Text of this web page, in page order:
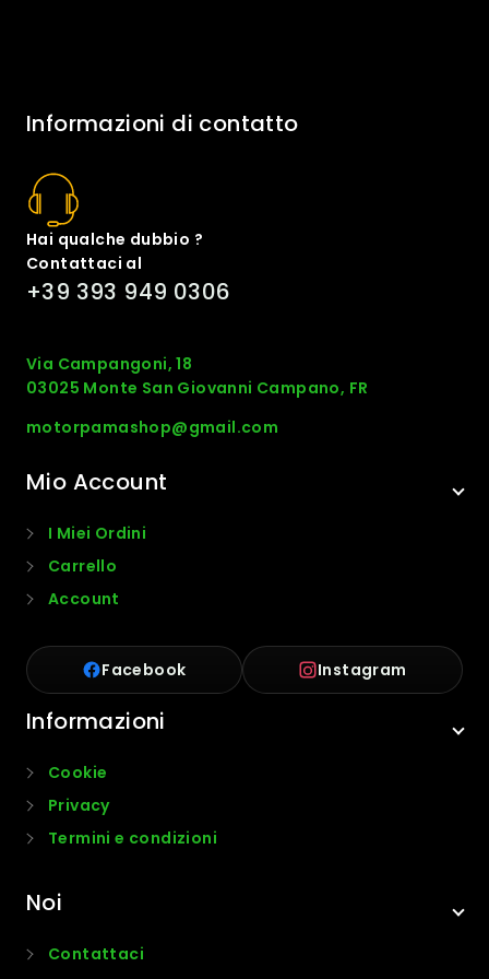
Informazioni di contatto
Hai qualche dubbio ?
Contattaci al
+39 393 949 0306
Via Campangoni, 18
03025 Monte San Giovanni Campano, FR
motorpamashop@gmail.com
Mio Account
I Miei Ordini
Carrello
Account
Facebook Instagram
Informazioni
Cookie
Privacy
Termini e condizioni
Noi
Contattaci